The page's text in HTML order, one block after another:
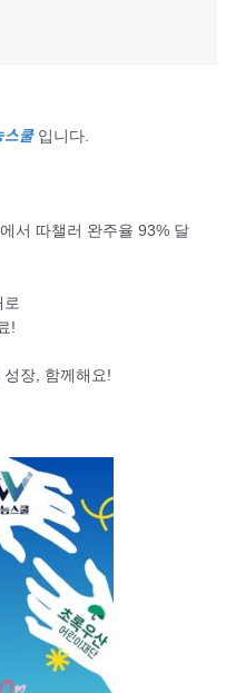
스쿨 입니다.
서 따챌러 완주율 93% 달
로
!
장, 함께해요!